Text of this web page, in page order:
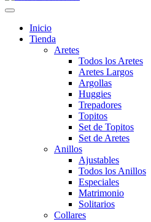
Inicio
Tienda
Aretes
Todos los Aretes
Aretes Largos
Argollas
Huggies
Trepadores
Topitos
Set de Topitos
Set de Aretes
Anillos
Ajustables
Todos los Anillos
Especiales
Matrimonio
Solitarios
Collares